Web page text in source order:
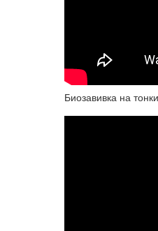
Биозавивка на